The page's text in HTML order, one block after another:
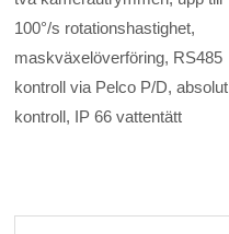
100°/s rotationshastighet,
maskväxelöverföring, RS485
kontroll via Pelco P/D, absolut
kontroll, IP 66 vattentätt